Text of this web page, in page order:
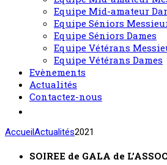
Equipe Mid-amateur
Equipe Séniors
Equipe Séniors Dames
Equipe Vétérans
Equipe Vétérans Dames
Evènements
Actualités
Contactez-nous
AccueilActualités2021
SOIREE de GALA de